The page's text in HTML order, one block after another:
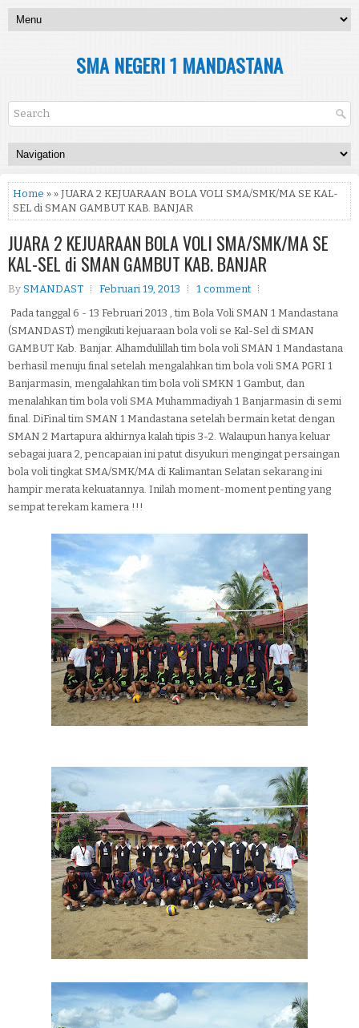
SMA NEGERI 1 MANDASTANA
Home » » JUARA 2 KEJUARAAN BOLA VOLI SMA/SMK/MA SE KAL-
SEL di SMAN GAMBUT KAB. BANJAR
JUARA 2 KEJUARAAN BOLA VOLI SMA/SMK/MA SE
KAL-SEL di SMAN GAMBUT KAB. BANJAR
By SMANDAST Februari 19, 2013
1 comment
Pada tanggal 6 - 13 Februari 2013 , tim Bola Voli SMAN 1 Mandastana
(SMANDAST) mengikuti kejuaraan bola voli se Kal-Sel di SMAN
GAMBUT Kab. Banjar. Alhamdulillah tim bola voli SMAN 1 Mandastana
berhasil menuju final setelah mengalahkan tim bola voli SMA PGRI 1
Banjarmasin, mengalahkan tim bola voli SMKN 1 Gambut, dan
menalahkan tim bola voli SMA Muhammadiyah 1 Banjarmasin di semi
final. DiFinal tim SMAN 1 Mandastana setelah bermain ketat dengan
SMAN 2 Martapura akhirnya kalah tipis 3-2. Walaupun hanya keluar
sebagai juara 2, pencapaian ini patut disyukuri mengingat persaingan
bola voli tingkat SMA/SMK/MA di Kalimantan Selatan sekarang ini
hampir merata kekuatannya. Inilah moment-moment penting yang
sempat terekam kamera !!!